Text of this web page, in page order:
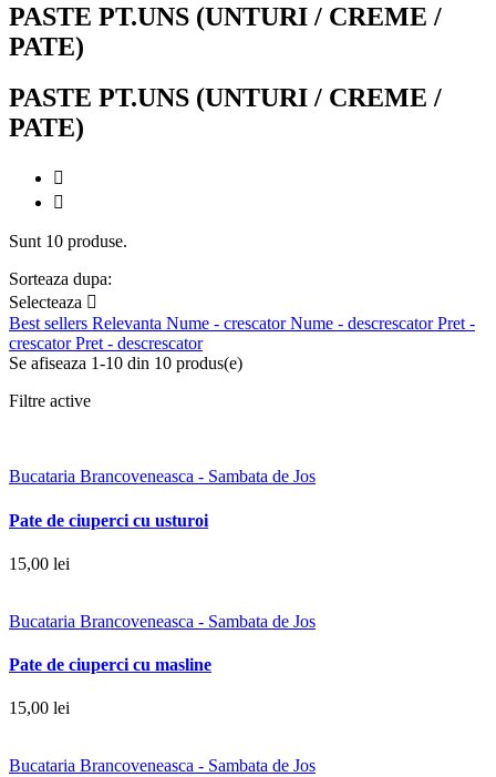
PASTE PT.UNS (UNTURI / CREME /
PATE)
PASTE PT.UNS (UNTURI / CREME /
PATE)


Sunt 10 produse.
Sorteaza dupa:
Selecteaza 
Best sellers Relevanta Nume - crescatorNume - descrescatorPret -
crescatorPret - descrescator
Se afiseaza 1-10 din 10 produs(e)
Filtre active
Bucataria Brancoveneasca - Sambata de Jos
Pate de ciuperci cu usturoi
15,00 lei
Bucataria Brancoveneasca - Sambata de Jos
Pate de ciuperci cu masline
15,00 lei
Bucataria Brancoveneasca - Sambata de Jos